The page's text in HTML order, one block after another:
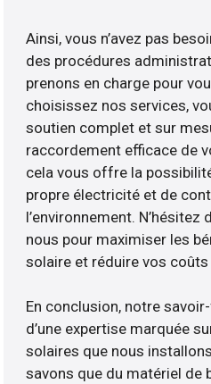
Ainsi, vous n’avez pas
des procédures
prenons en charge pour
choisissez nos services,
soutien complet et sur
raccordement efficace de
cela vous offre la
propre électricité et de
l’environnement.
nous pour maximiser les
solaire et réduire vos
En conclusion, notre
d’une expertise marquée
solaires que nous
savons que du matériel de